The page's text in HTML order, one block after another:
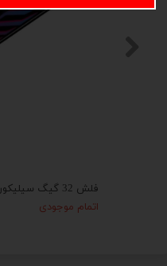
فلش 32 گیگ سیلیکون پاور
اتمام موجودی